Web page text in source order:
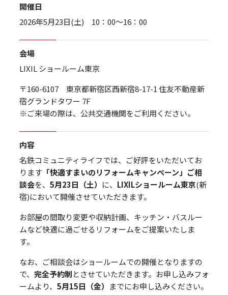
開催日
2026年5月23日(土) 10：00～16：00
会場
LIXIL ショールーム東京
〒160-6107 東京都新宿区西新宿8-17-1 住友不動産新
宿グランドタワー 7F
※ご来場の際は、公共交通機関をご利用ください。
内容
名鉄コミュニティライフでは、ご好評をいただいてお
ります「快適すまいのリフォームキャンペーン」ご相
談会を、 5月23日（土） に、 LIXILショールーム東京(新
宿)において開催させていただきます。
お部屋の間取り変更や収納計画、キッチン・バスルー
ムなど快適に過ごせるリフォームをご提案いたしま
す。
なお、ご相談会はショールームでの開催となりますの
で、 完全予約制とさせていただきます。お申し込みフォ
ームより、 5月15日（金）
までにお申し込みください。